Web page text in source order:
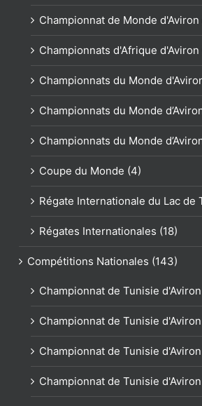
Championnat de Monde d'Aviron
Championnats d'Afrique d'Aviron
Championnats du Monde
Championnats du Monde
Championnats du Monde
Coupe du Monde (4)
Régate Internationale du Lac de
Régates Internationales (18)
Compétitions Nationales (143)
Championnat de Tunisie
Championnat de Tunisie
Championnat de Tunisie
Championnat de Tunisie